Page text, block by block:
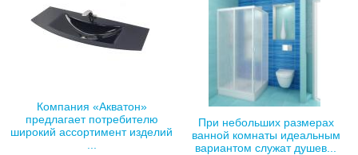
Компания «Акватон»
предлагает потребителю
широкий ассортимент изделий
...
При небольших размерах
ванной комнаты идеальным
вариантом служат душев...